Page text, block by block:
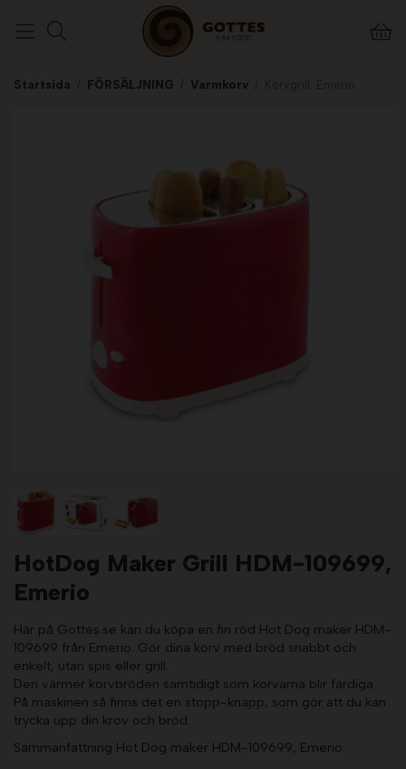
Startsida FÖRSÄLJNING Varmkorv
HotDog Maker Grill HDM-109699,
Emerio
Här på Gottes.se kan du köpa en fin röd Hot Dog maker HDM-
109699 från Emerio. Gör dina korv med bröd snabbt och
enkelt, utan spis eller grill.
Den värmer korvbröden samtidigt som korvarna blir färdiga.
På maskinen så finns det en stopp-knapp, som gör att du kan
trycka upp din krov och bröd.
Sammanfattning Hot Dog maker HDM-109699, Emerio: